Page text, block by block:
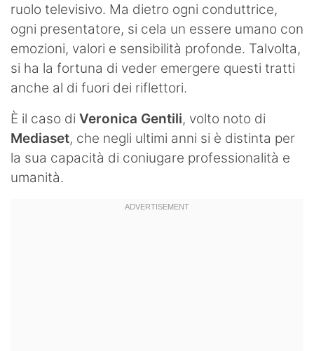
ruolo televisivo. Ma dietro ogni conduttrice,
ogni presentatore, si cela un essere umano con
emozioni, valori e sensibilità profonde. Talvolta,
si ha la fortuna di veder emergere questi tratti
anche al di fuori dei riflettori.
È il caso di Veronica Gentili, volto noto di
Mediaset, che negli ultimi anni si è distinta per
la sua capacità di coniugare professionalità e
umanità.